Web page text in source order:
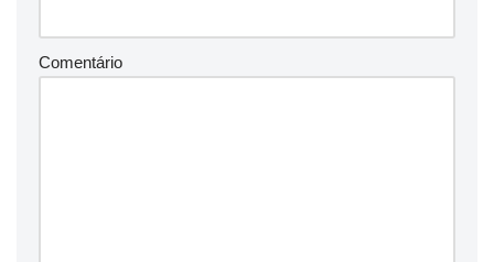
Comentário